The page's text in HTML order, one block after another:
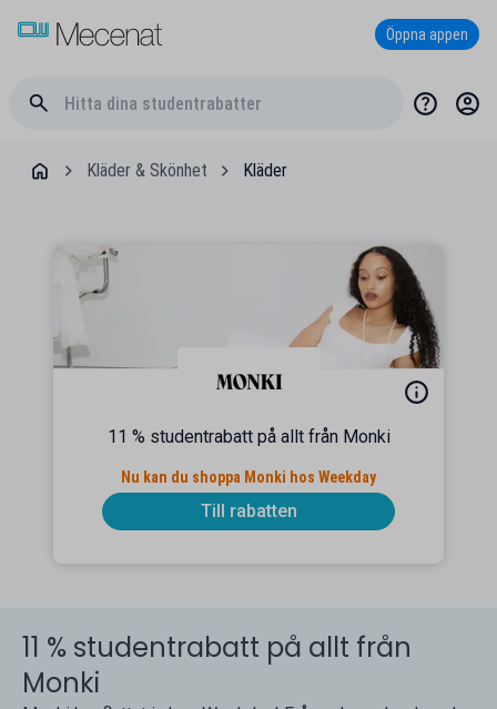
Öppna appen
Kläder & Skönhet Kläder
11 % studentrabatt på allt från Monki
Nu kan du shoppa Monki hos Weekday
Till rabatten
11 % studentrabatt på allt från
Monki